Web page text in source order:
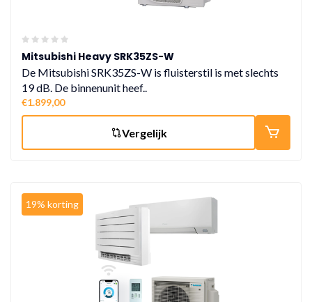
Mitsubishi Heavy SRK35ZS-W
De Mitsubishi SRK35ZS-W is fluisterstil is met slechts
19 dB. De binnenunit heef..
€1.899,00
Vergelijk
19% korting